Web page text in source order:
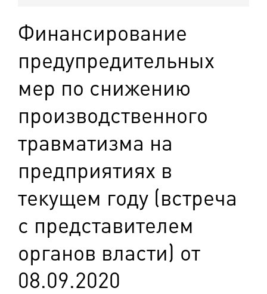
Финансирование
предупредительных
мер по снижению
производственного
травматизма на
предприятиях в
текущем году (встреча
с представителем
органов власти) от
08.09.2020